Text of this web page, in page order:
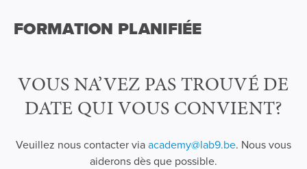
FORMATION PLANIFIÉE
VOUS NA’VEZ PAS TROUVÉ DE
DATE QUI VOUS CONVIENT?
Veuillez nous contacter viaacademy@lab9.be. Nous vous
aiderons dès que possible.